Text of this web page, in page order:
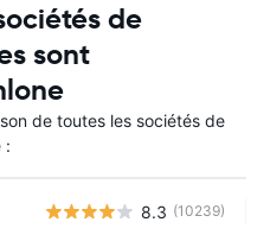
de
sont
de toutes les sociétés de
:
8.3 (10239)